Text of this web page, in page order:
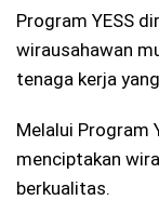
Program YESS
wirausahawan
tenaga kerja
Melalui Program
menciptakan
berkualitas.